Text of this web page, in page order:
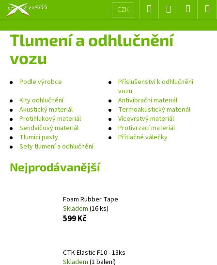
Přejít
CZK Hledat Přihlášení
košík
Tlumení a odhlučnění
vozu
Podle výrobce
Příslušenství k odhlučnění
vozu
Kity odhlučnění
Antivibrační materiál
Akustický materiál
Termoakustický materiál
Protihlukový materiál
Vícevrstvý materiál
Sendvičový materiál
Protivrzací materiál
Tlumící pasty
Přítlačné válečky
Sety tlumení a odhlučnění
Nejprodávanější
Foam Rubber Tape
Skladem (16 ks)
599 Kč
CTK Elastic F10 - 13ks
Skladem (1 balení)
š
C
o
p
t
ř
e
b
j